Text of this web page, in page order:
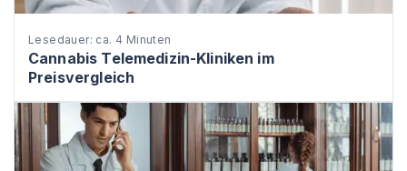
Lesedauer: ca. 4 Minuten
Cannabis Telemedizin-Kliniken im
Preisvergleich